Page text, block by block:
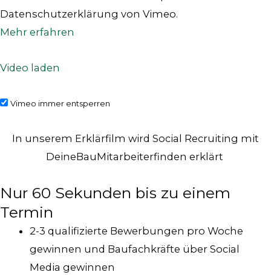
Datenschutzerklärung von Vimeo.
Mehr erfahren
Video laden
Vimeo immer entsperren
In unserem Erklärfilm wird Social Recruiting mit
DeineBauMitarbeiterfinden erklärt
Nur 60 Sekunden bis zu einem
Termin
2-3 qualifizierte Bewerbungen pro Woche
gewinnen und Baufachkräfte über Social
Media gewinnen